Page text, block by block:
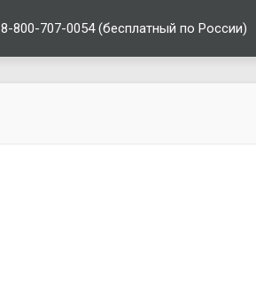
8-800-707-0054 (бесплатный по России)